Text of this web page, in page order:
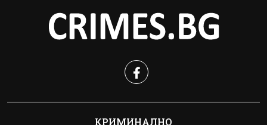
КРИМИНАЛНО